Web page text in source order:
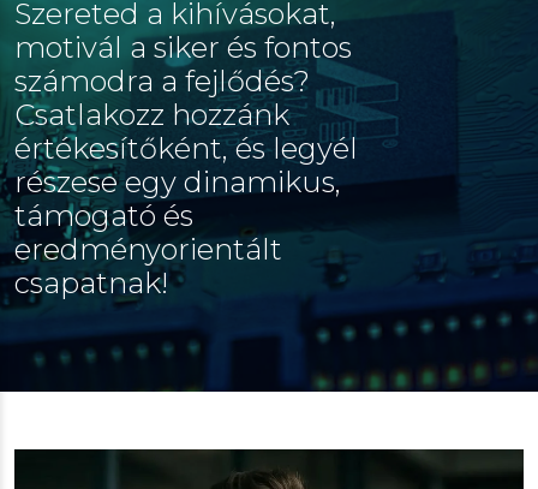
Szereted a kihívásokat,
motivál a siker és fontos
számodra a fejlődés?
Csatlakozz hozzánk
értékesítőként, és legyél
részese egy dinamikus,
támogató és
eredményorientált
csapatnak!